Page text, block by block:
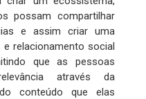
possam compartilhar
e assim criar uma
relacionamento social
que as pessoas
através da
conteúdo que elas